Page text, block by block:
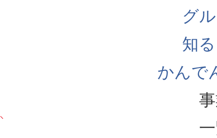
グ
知
かんで